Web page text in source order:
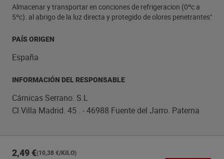
Almacenar y transportar en conciones de refrigeracion (0ºc a
5ºc). al abrigo de la luz directa y protegido de olores penetrantes"
PAÍS ORIGEN
España
INFORMACIÓN DEL RESPONSABLE
Cárnicas Serrano. S.L
Cl Villa Madrid. 45 . - 46988 Fuente del Jarro. Paterna
2,49 €(10,38 €/KILO)